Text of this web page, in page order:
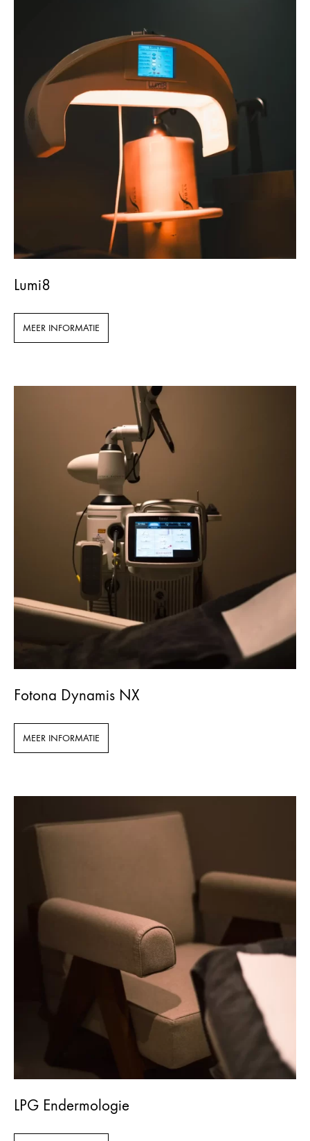
Lumi8
MEER INFORMATIE
Fotona Dynamis NX
MEER INFORMATIE
LPG Endermologie